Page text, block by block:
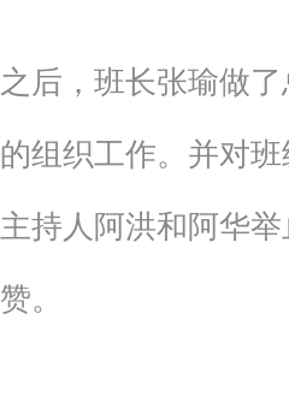
之后，班长张瑜做
的组织工作。并对
主持人阿洪和阿华
赞。